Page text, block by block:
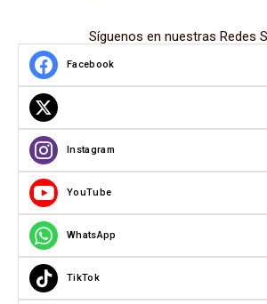
Síguenos en nuestras Redes
Facebook
Instagram
YouTube
WhatsApp
TikTok